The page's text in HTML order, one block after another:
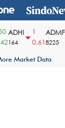
ADHI
164
0.61
ADMF
8225
Market Data